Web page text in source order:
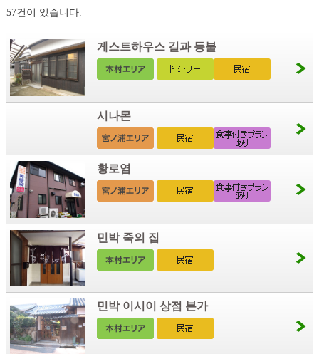
57건이 있습니다.
게스트하우스 길과 등불
시나몬
황로염
민박 죽의 집
민박 이시이 상점 본가